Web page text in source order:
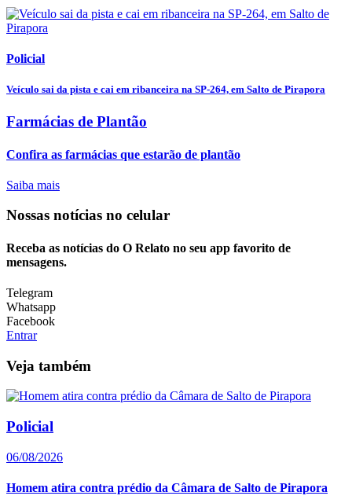
Policial
Veículo sai da pista e cai em ribanceira na SP-264, em Salto de Pirapora
Farmácias de Plantão
Confira as farmácias que estarão de plantão
Saiba mais
Nossas notícias no celular
Receba as notícias do O Relato no seu app favorito de
mensagens.
Telegram
Whatsapp
Facebook
Entrar
Veja também
Policial
06/08/2026
Homem atira contra prédio da Câmara de Salto de Pirapora